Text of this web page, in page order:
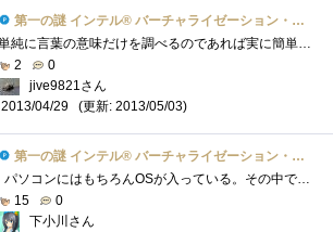
第一の謎 インテル® バーチャライゼーション・テクノロジーとは？
単純に言葉の意味だけを調べるのであれば実に簡単です。インターネットの検索エンジンでこの言葉を調べればすぐに解説にたどり着くことが出�...
2
0
jive9821さん
2013/04/29
(更新: 2013/05/03)
第一の謎 インテル® バーチャライゼーション・テクノロジーとは？
パソコンにはもちろんOSが入っている。その中で更にOSを入れ子として動かすのがいわゆる「仮想PC」。その名の通りOS上でもう一つのパソコン�...
15
0
下小川さん